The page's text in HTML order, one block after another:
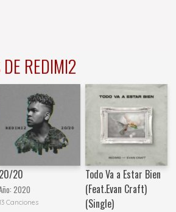
REDIMI2
20/20
2020
Canciones
Todo Va a Estar Bien
(Feat.Evan Craft)
(Single)